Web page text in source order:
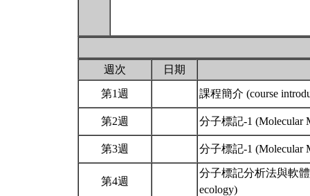
週次 日期
第1週 課程簡介 (course
第2週 分子標記-1 (Molecular
第3週 分子標記-1 (Molecular
第4週
分子標記分析法與軟體
ecology)